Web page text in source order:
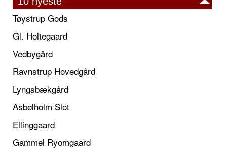
Tøystrup Gods
Gl. Holtegaard
Vedbygård
Ravnstrup Hovedgård
Lyngsbækgård
Asbølholm Slot
Ellinggaard
Gammel Ryomgaard